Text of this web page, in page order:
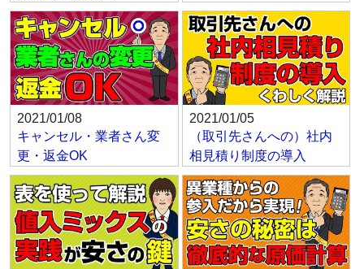
2021/01/08
キャンセル・業者さん変
更・返金OK
2021/01/05
（取引先さんへの）社内
相見積り制度の導入